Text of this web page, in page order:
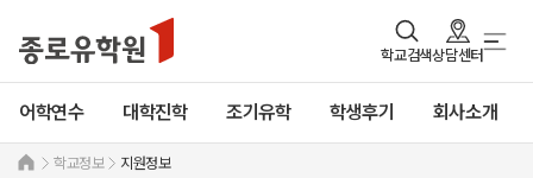
학교검색상담센터
어학연수 대학진학 조기유학 학생후기 회사소개
학교정보 지원정보